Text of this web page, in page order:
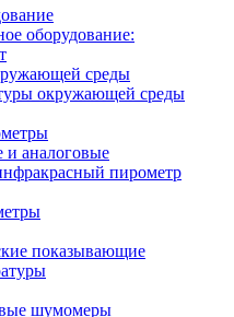
оборудование:
среды
окружающей среды
аналоговые
пирометр
показывающие
шумомеры